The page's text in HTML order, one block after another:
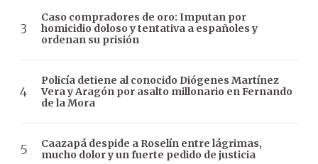
Caso compradores de oro: Imputan por
homicidio doloso y tentativa a españoles y
ordenan su prisión
Policía detiene al conocido Diógenes Martínez
Vera y Aragón por asalto millonario en Fernando
de la Mora
Caazapá despide a Roselín entre lágrimas,
mucho dolor y un fuerte pedido de justicia